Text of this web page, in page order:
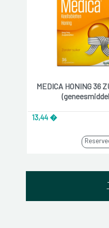
MEDICA HONING 36
13,44 �